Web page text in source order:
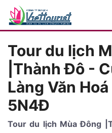
Tour du lịch
|Thành Đô -
Làng Văn
5N4Đ
Tour du lịch Mùa Đông